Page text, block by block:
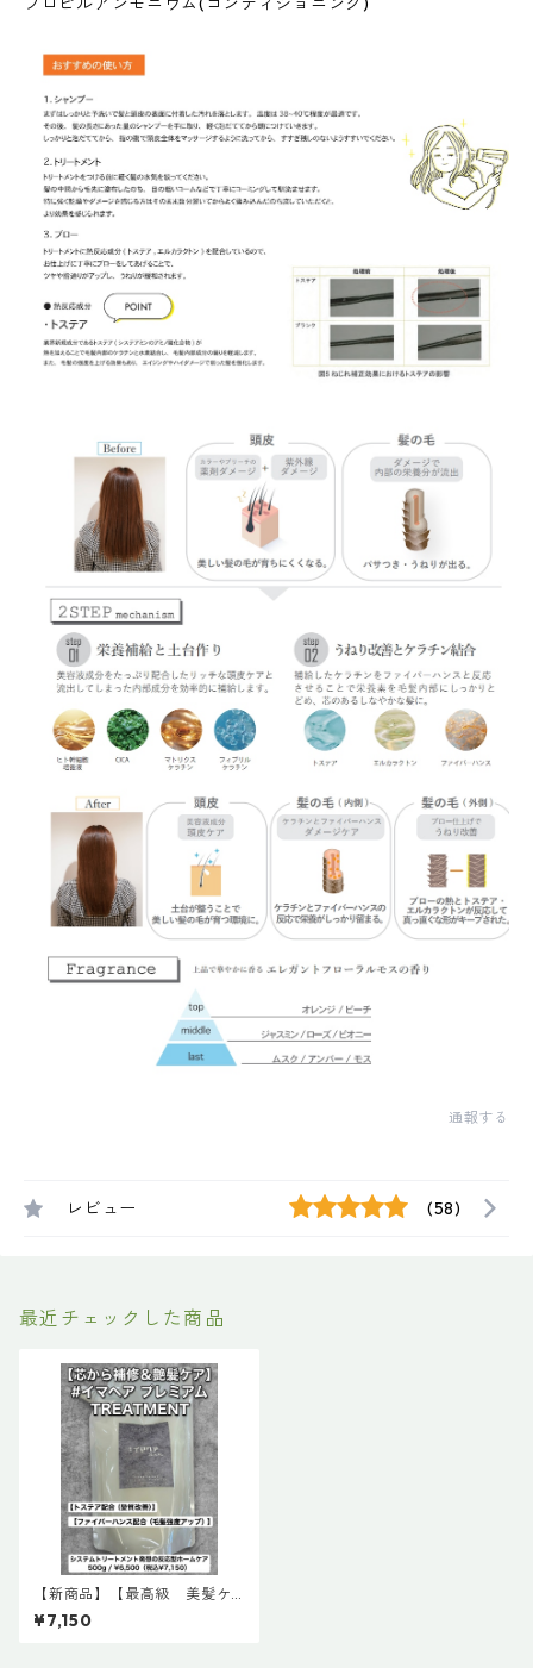
通報する
レビュー (58)
最近チェックした商品
【新商品】【最高級 美髪ケ
ア】＃イマヘアプレミアムtre
atment【トステア配合】
¥7,150